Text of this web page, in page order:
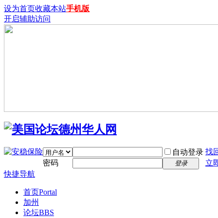
设为首页收藏本站手机版
开启辅助访问
自动登录 找
密码
登录
立
快捷导航
首页Portal
加州
论坛BBS